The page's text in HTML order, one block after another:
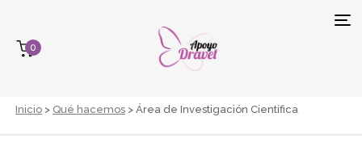
0
Inicio > Qué hacemos > Área de Investigación Científica